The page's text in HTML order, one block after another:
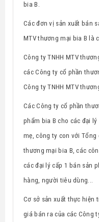
bia B.
Các đơn vị sản xuất bán
MTV thương mại bia B là
Công ty TNHH MTV
các Công ty cổ phần
Công ty TNHH MTV
Các Công ty cổ phần
phẩm bia B cho các đại
mẹ, công ty con với Tổng
thương mại bia B, các
các đại lý cấp 1 bán sản
hàng, người tiêu dùng...
Cơ sở sản xuất thực hiện
giá bán ra của các Công